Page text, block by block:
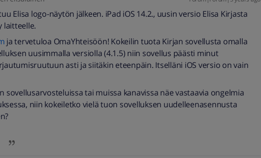
Elisa logo-näytön jälkeen. iPad iOS 14.2., uusin versio Elisa Kirjasta
laitteelle.
ja tervetuloa OmaYhteisöön! Kokeilin tuota Kirjan sovellusta omalla
uusimmalla versiolla (4.1.5) niin sovellus päästi minut
asti ja siitäkin eteenpäin. Itselläni iOS versio on vain
sovellusarvosteluissa tai muissa kanavissa näe vastaavia ongelmia
niin kokeiletko vielä tuon sovelluksen uudelleenasennusta